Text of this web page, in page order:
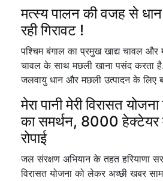
मत्स्य पालन की वजह से
रही गिरावट !
पश्चिम बंगाल का प्रमुख खाद्य चावल और
चावल के साथ मछली खाना पसंद करता
जलवायु धान और मछली उत्पादन के लिए
मेरा पानी मेरी विरासत
का समर्थन, 8000 हेक्टेयर
रोपाई
जल संरक्षण अभियान के तहत हरियाणा
विरासत योजना को लेकर अच्छी खबर